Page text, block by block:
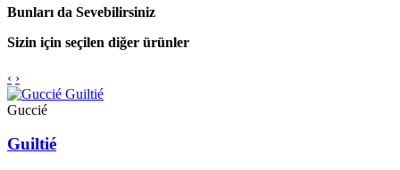
Bunları da Sevebilirsiniz
Sizin için seçilen diğer ürünler
‹ ›
Guccié
Guiltié